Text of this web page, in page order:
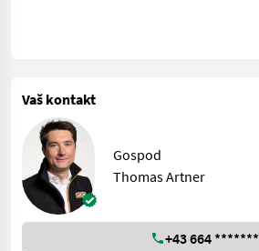
Vaš kontakt
Gospod
Thomas Artner
+43 664 *******